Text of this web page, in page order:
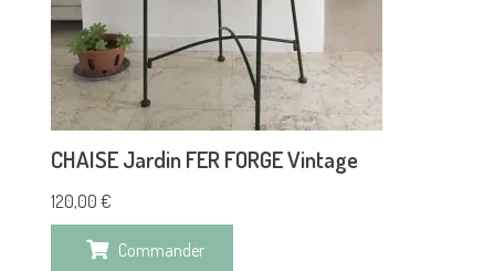
CHAISE Jardin FER FORGE Vintage
120,00 €
Commander